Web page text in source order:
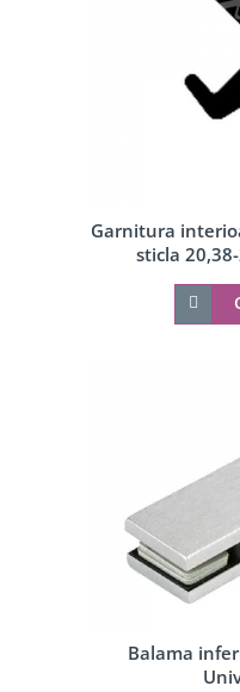
Garnitura
sticla
Balama